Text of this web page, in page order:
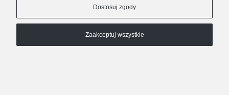
Dostosuj zgody
Zaakceptuj wszystkie